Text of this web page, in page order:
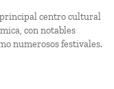
principal centro cultural
con notables
numerosos festivales.